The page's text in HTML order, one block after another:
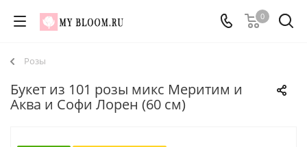
0
Розы
Букет из 101 розы микс Меритим и
Аква и Софи Лорен (60 см)